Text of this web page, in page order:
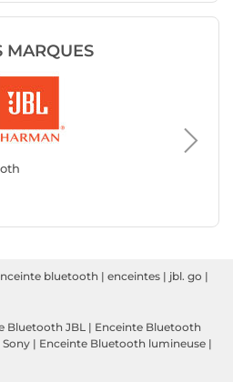
MARQUES
bluetooth | enceintes | jbl. go |
Bluetooth JBL | Enceinte Bluetooth
| Enceinte Bluetooth lumineuse |